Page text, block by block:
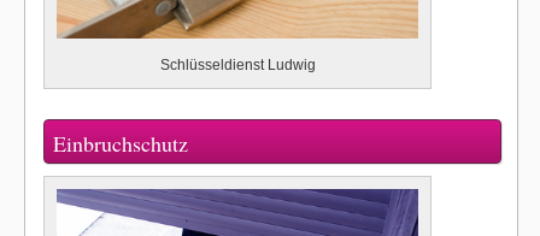
Schlüsseldienst Ludwig
Einbruchschutz